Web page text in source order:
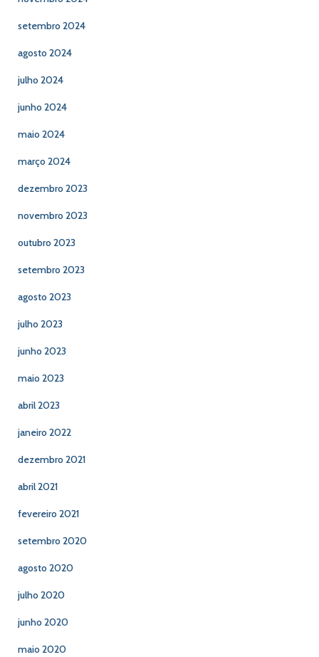
setembro 2024
agosto 2024
julho 2024
junho 2024
maio 2024
março 2024
dezembro 2023
novembro 2023
outubro 2023
setembro 2023
agosto 2023
julho 2023
junho 2023
maio 2023
abril 2023
janeiro 2022
dezembro 2021
abril 2021
fevereiro 2021
setembro 2020
agosto 2020
julho 2020
junho 2020
maio 2020